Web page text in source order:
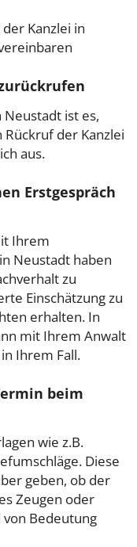
Kanzlei in
ist es,
der Kanzlei
aus.
Erstgespräch
Ihrem
Neustadt haben
zu
Einschätzung zu
erhalten. In
mit Ihrem Anwalt
Ihrem Fall.
beim
wie z.B.
Diese
geben, ob der
Zeugen oder
Bedeutung